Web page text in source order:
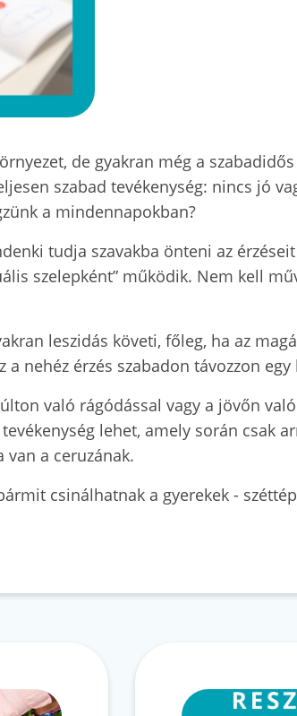
de gyakran még a
szabad tevékenység: nincs jó
a mindennapokban?
tudja szavakba önteni az
szelepként” működik. Nem kell
leszidás követi, főleg, ha az
nehéz érzés szabadon távozzon
való rágódással vagy a jövőn
lehet, amely során csak
a ceruzának.
csinálhatnak a gyerekek -